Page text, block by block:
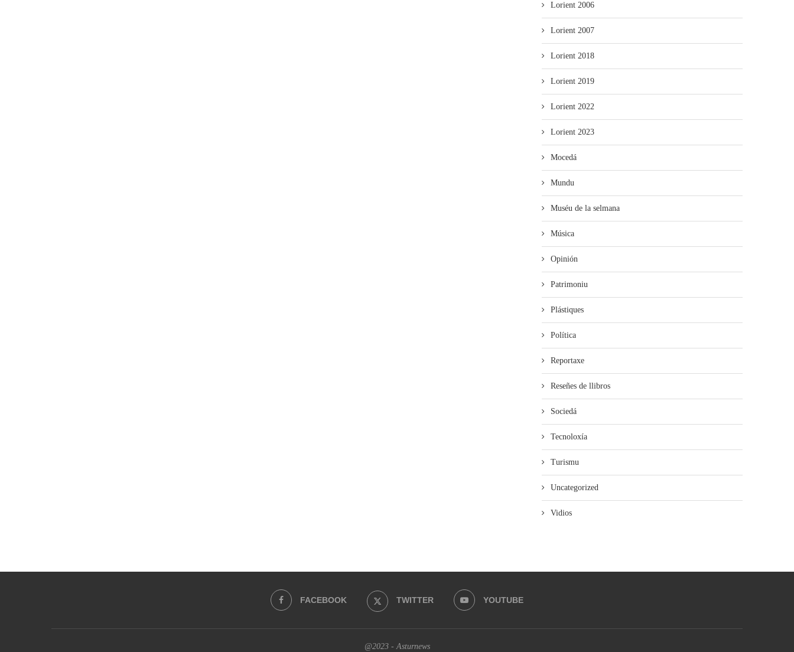
Lorient 2006
Lorient 2007
Lorient 2018
Lorient 2019
Lorient 2022
Lorient 2023
Mocedá
Mundu
Muséu de la selmana
Música
Opinión
Patrimoniu
Plástiques
Política
Reportaxe
Reseñes de llibros
Sociedá
Tecnoloxía
Turismu
Uncategorized
Vidios
FACEBOOK TWITTER YOUTUBE
@2023 - Asturnews